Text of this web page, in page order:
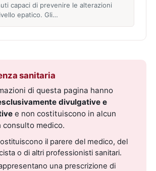
capaci di prevenire le alterazioni
epatico. Gli…
sanitaria
di questa pagina hanno
divulgative e
e non costituiscono in alcun
consulto medico.
il parere del medico, del
o di altri professionisti sanitari.
una prescrizione di